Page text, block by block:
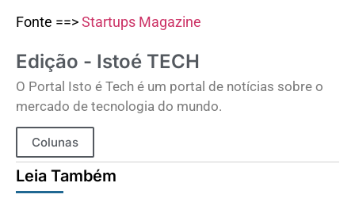
Fonte ==>Startups Magazine
Edição - Istoé TECH
O Portal Isto é Tech é um portal de notícias sobre o
mercado de tecnologia do mundo.
Colunas
Leia Também